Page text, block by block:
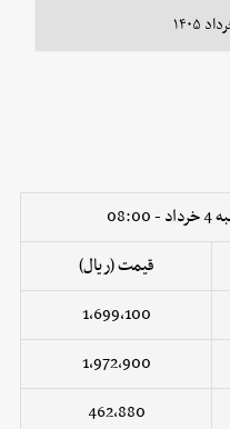
قیمت (ریال)
1,699,100
1,972,900
462,880